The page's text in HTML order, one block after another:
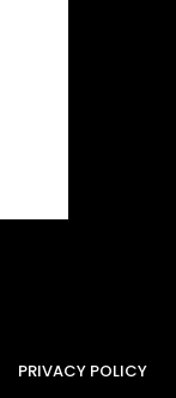
PRIVACY POLICY